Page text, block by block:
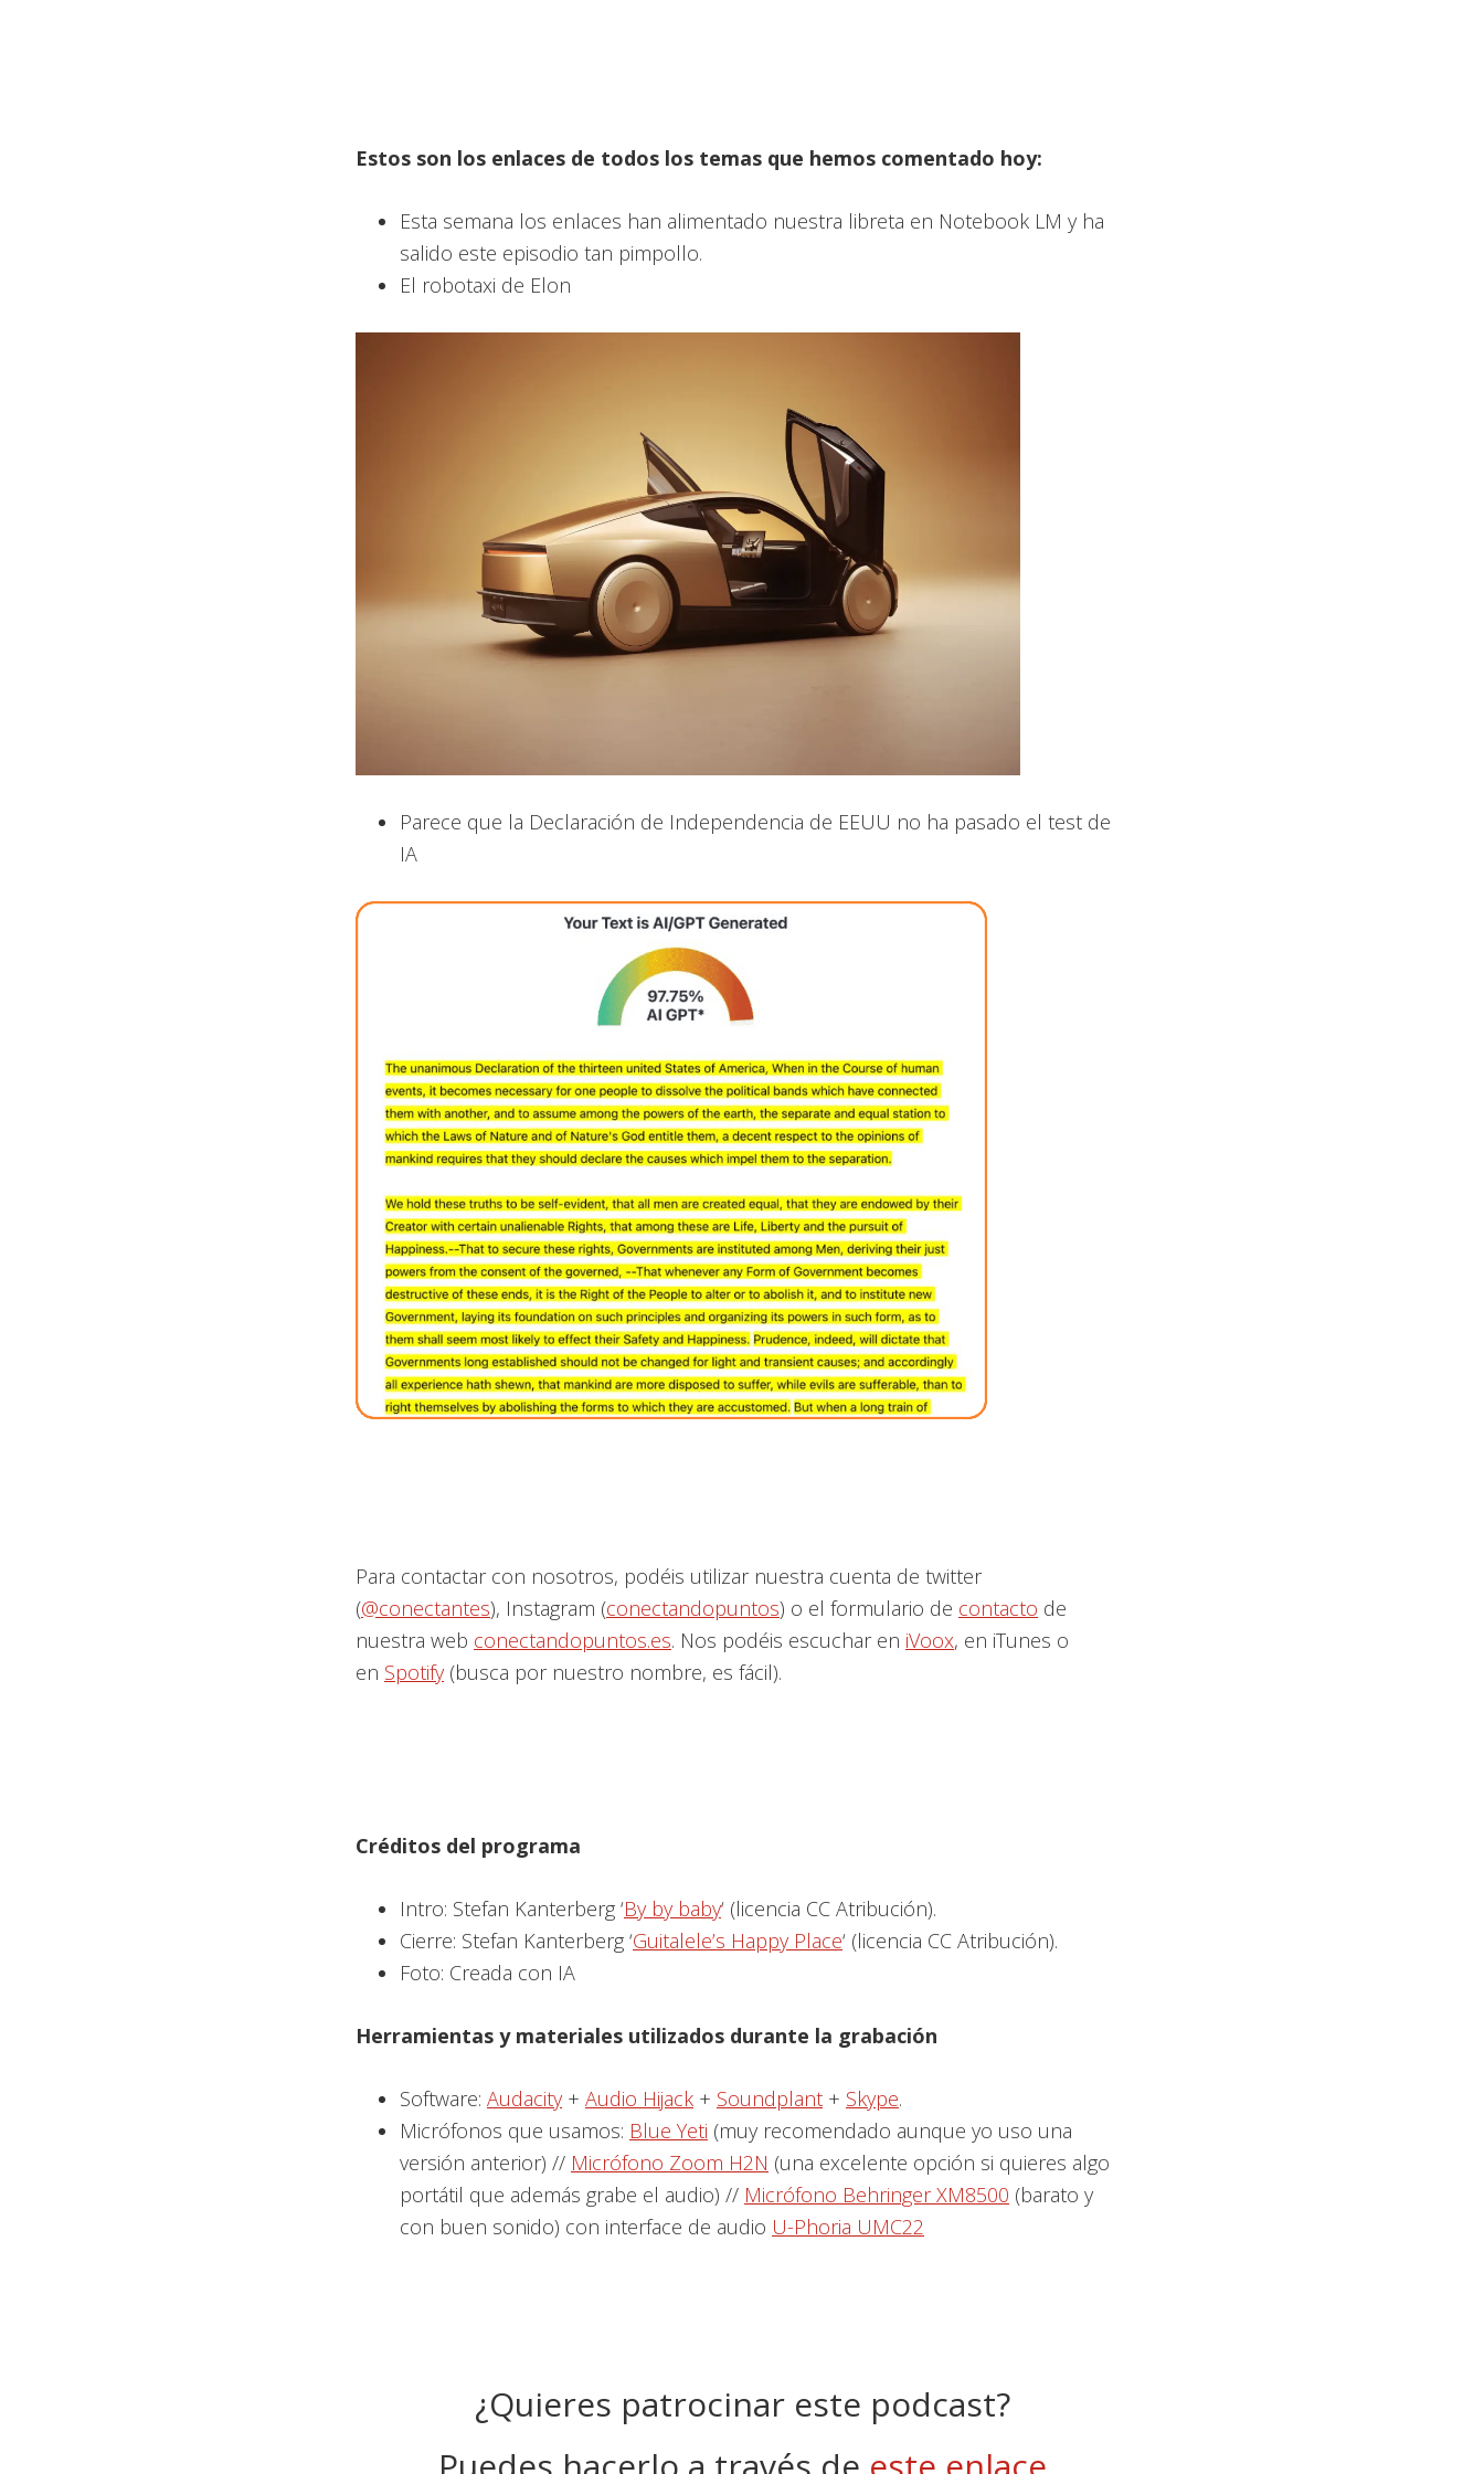
Estos son los enlaces de todos los temas que hemos comentado hoy:
Esta semana los enlaces han alimentado nuestra libreta en Notebook LM y ha
salido este episodio tan pimpollo.
El robotaxi de Elon
Parece que la Declaración de Independencia de EEUU no ha pasado el test de
IA
Para contactar con nosotros, podéis utilizar nuestra cuenta de twitter
(@conectantes), Instagram (conectandopuntos) o el formulario de contacto de
nuestra web conectandopuntos.es. Nos podéis escuchar en iVoox, en iTunes o
en Spotify (busca por nuestro nombre, es fácil).
Créditos del programa
Intro: Stefan Kanterberg ‘By by baby‘ (licencia CC Atribución).
Cierre: Stefan Kanterberg ‘Guitalele’s Happy Place‘ (licencia CC Atribución).
Foto: Creada con IA
Herramientas y materiales utilizados durante la grabación
Software: Audacity + Audio Hijack + Soundplant + Skype.
Micrófonos que usamos: Blue Yeti (muy recomendado aunque yo uso una
versión anterior) // Micrófono Zoom H2N (una excelente opción si quieres algo
portátil que además grabe el audio) // Micrófono Behringer XM8500 (barato y
con buen sonido) con interface de audio U-Phoria UMC22
¿Quieres patrocinar este podcast?